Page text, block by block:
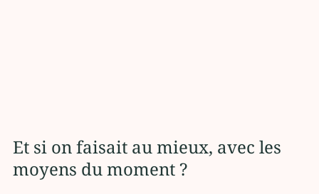
Et si on faisait au mieux, avec les
moyens du moment ?